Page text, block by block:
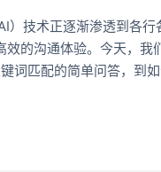
）技术正逐渐渗透到各行
的沟通体验。今天，我
词匹配的简单问答，到